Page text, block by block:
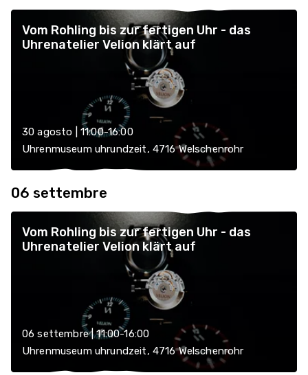
Vom Rohling bis zur fertigen Uhr - das
Uhrenatelier Velion klärt auf
30 agosto | 11:00-16:00
Uhrenmuseum uhrundzeit, 4716 Welschenrohr
06 settembre
Vom Rohling bis zur fertigen Uhr - das
Uhrenatelier Velion klärt auf
06 settembre | 11:00-16:00
Uhrenmuseum uhrundzeit, 4716 Welschenrohr